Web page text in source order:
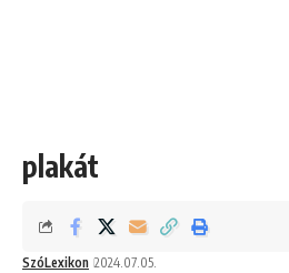
plakát
SzóLexikon 2024.07.05.